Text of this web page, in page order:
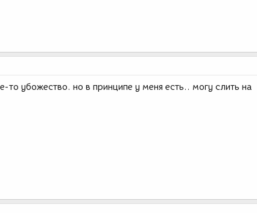
то убожество. но в принципе у меня есть.. могу слить на